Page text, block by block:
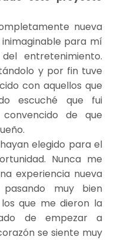
nueva
para mí
entretenimiento.
y por fin tuve
con aquellos que
escuché que fui
de que
elegido para el
Nunca me
experiencia nueva
muy bien
que me dieron la
de empezar a
se siente muy